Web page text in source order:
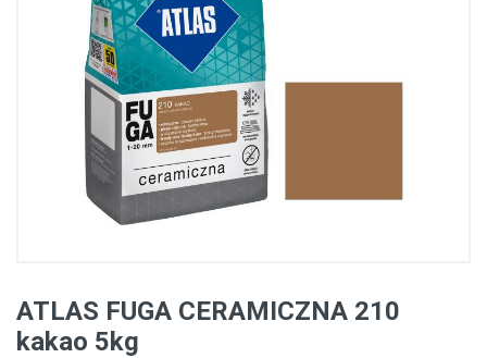
ATLAS FUGA CERAMICZNA 210
kakao 5kg